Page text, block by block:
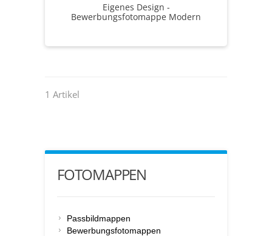
Eigenes Design -
Bewerbungsfotomappe Modern
1 Artikel
FOTOMAPPEN
Passbildmappen
Bewerbungsfotomappen